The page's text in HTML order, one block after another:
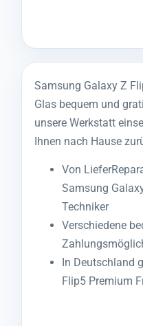
Samsung Galaxy Z
Glas bequem und
unsere Werkstatt
Ihnen nach Hause
Von
Samsung
Techniker
Verschiedene
In Deutschland
Flip5 Premium